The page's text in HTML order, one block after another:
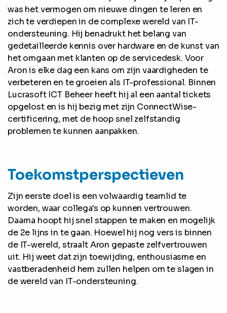
was het vermogen om nieuwe dingen te leren en
zich te verdiepen in de complexe wereld van IT-
ondersteuning. Hij benadrukt het belang van
gedetailleerde kennis over hardware en de kunst van
het omgaan met klanten op de servicedesk. Voor
Aron is elke dag een kans om zijn vaardigheden te
verbeteren en te groeien als IT-professional. Binnen
Lucrasoft ICT Beheer heeft hij al een aantal tickets
opgelost en is hij bezig met zijn ConnectWise-
certificering, met de hoop snel zelfstandig
problemen te kunnen aanpakken.
Toekomstperspectieven
Zijn eerste doel is een volwaardig teamlid te
worden, waar collega's op kunnen vertrouwen.
Daarna hoopt hij snel stappen te maken en mogelijk
de 2e lijns in te gaan. Hoewel hij nog vers is binnen
de IT-wereld, straalt Aron gepaste zelfvertrouwen
uit. Hij weet dat zijn toewijding, enthousiasme en
vastberadenheid hem zullen helpen om te slagen in
de wereld van IT-ondersteuning.